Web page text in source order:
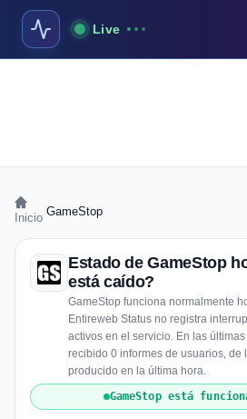
Live
Inicio GameStop
Estado de GameStop
está caído?
GameStop funciona normalmente
Entireweb Status no registra
activos en el servicio. En las
recibido 0 informes de usuarios, de
producido en la última hora.
GameStop está